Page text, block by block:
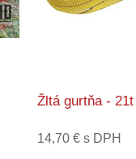
Žltá gurtňa - 21t
14,70 € s DPH